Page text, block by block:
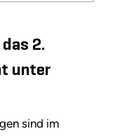
2.
unter
sind im